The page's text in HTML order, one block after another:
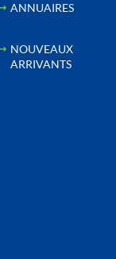
ANNUAIRES
NOUVEAUX
ARRIVANTS